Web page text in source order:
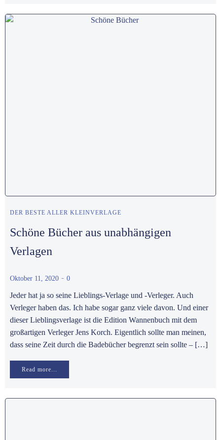
DER BESTE ALLER KLEINVERLAGE
Schöne Bücher aus unabhängigen
Verlagen
Oktober 11, 2020 - 0
Jeder hat ja so seine Lieblings-Verlage und -Verleger. Auch
Verleger haben das. Ich habe sogar ganz viele davon. Und einer
dieser Lieblingsverlage ist die Edition Wannenbuch mit dem
großartigen Verleger Jens Korch. Eigentlich sollte man meinen,
dass seine Zeit durch die Badebücher begrenzt sein sollte – […]
Read more...